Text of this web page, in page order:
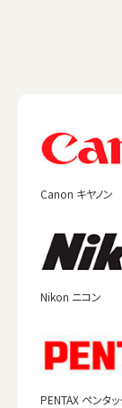
Canon キヤノン
Nikon ニコン
PENTAX ペンタッ